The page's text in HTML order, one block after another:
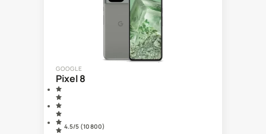
GOOGLE
Pixel 8
4.5/5 (10 800)